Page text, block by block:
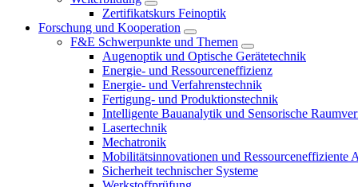
Zertifikatskurs Feinoptik
Forschung und Kooperation
F&E Schwerpunkte und Themen
Augenoptik und Optische Gerätetechnik
Energie- und Ressourceneffizienz
Energie- und Verfahrenstechnik
Fertigung- und Produktionstechnik
Intelligente Bauanalytik und Sensorische
Lasertechnik
Mechatronik
Mobilitätsinnovationen und Ressourceneffiziente
Sicherheit technischer Systeme